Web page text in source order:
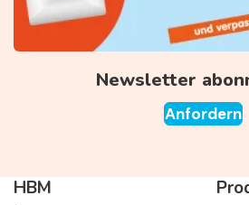
Newsletter
Anfordern
HBM